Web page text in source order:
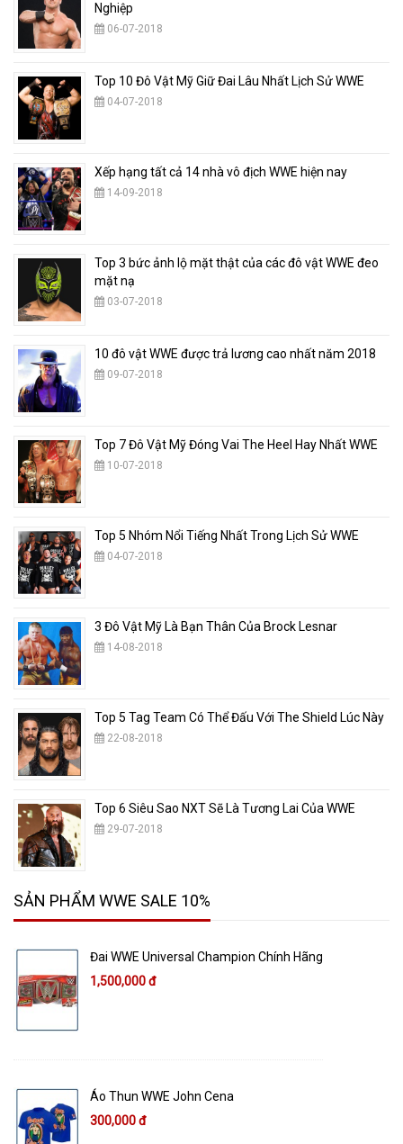
Nghiệp
06-07-2018
Top 10 Đô Vật Mỹ Giữ Đai Lâu Nhất Lịch Sử WWE
04-07-2018
Xếp hạng tất cả 14 nhà vô địch WWE hiện nay
14-09-2018
Top 3 bức ảnh lộ mặt thật của các đô vật WWE đeo
mặt nạ
03-07-2018
10 đô vật WWE được trả lương cao nhất năm 2018
09-07-2018
Top 7 Đô Vật Mỹ Đóng Vai The Heel Hay Nhất WWE
10-07-2018
Top 5 Nhóm Nổi Tiếng Nhất Trong Lịch Sử WWE
04-07-2018
3 Đô Vật Mỹ Là Bạn Thân Của Brock Lesnar
14-08-2018
Top 5 Tag Team Có Thể Đấu Với The Shield Lúc Này
22-08-2018
Top 6 Siêu Sao NXT Sẽ Là Tương Lai Của WWE
29-07-2018
SẢN PHẨM WWE SALE 10%
Đai WWE Universal Champion Chính Hãng
1,500,000 đ
Áo Thun WWE John Cena
300,000 đ